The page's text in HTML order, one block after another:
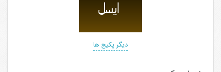
دیگر پکیج ها